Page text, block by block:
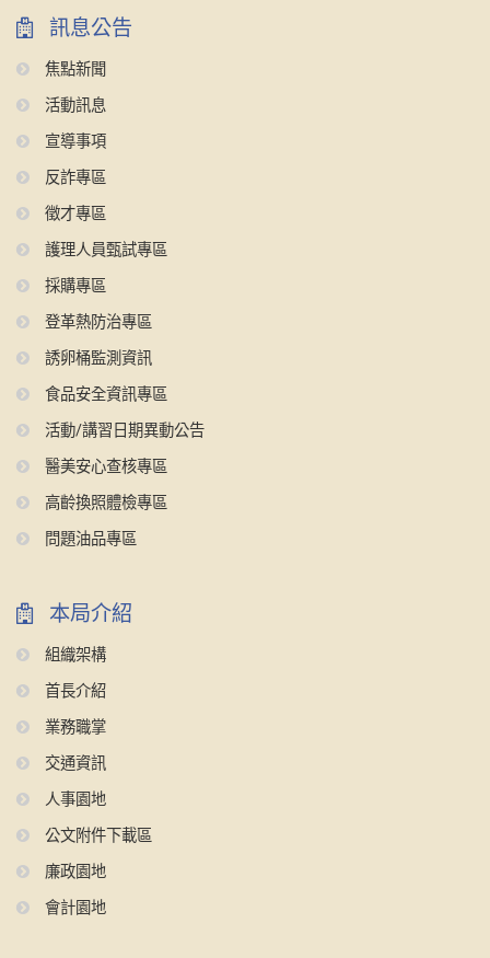
訊息公告
焦點新聞
活動訊息
宣導事項
反詐專區
徵才專區
護理人員甄試專區
採購專區
登革熱防治專區
誘卵桶監測資訊
食品安全資訊專區
活動/講習日期異動公告
醫美安心查核專區
高齡換照體檢專區
問題油品專區
本局介紹
組織架構
首長介紹
業務職掌
交通資訊
人事園地
公文附件下載區
廉政園地
會計園地